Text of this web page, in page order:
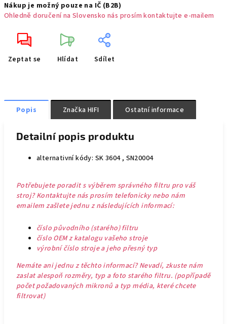
Nákup je možný pouze na IČ (B2B)
Ohledně doručení na Slovensko nás prosím kontaktujte e-mailem
Zeptat se Hlídat Sdílet
Popis Značka HIFI Ostatní informace
Detailní popis produktu
alternativní kódy: SK 3604 , SN20004
Potřebujete poradit s výběrem správného filtru pro váš
stroj? Kontaktujte nás prosím telefonicky nebo nám
emailem zašlete jednu z následujících informací:
číslo původního (starého) filtru
číslo OEM z katalogu vašeho stroje
výrobní číslo stroje a jeho přesný typ
Nemáte ani jednu z těchto informací? Nevadí, zkuste nám
zaslat alespoň rozměry, typ a foto starého filtru. (popřípadě
počet požadovaných mikronů a typ média, které chcete
filtrovat)